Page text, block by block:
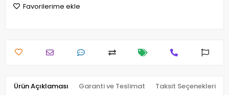
Favorilerime ekle
Ürün Açıklaması Garanti ve Teslimat Taksit Seçenekleri